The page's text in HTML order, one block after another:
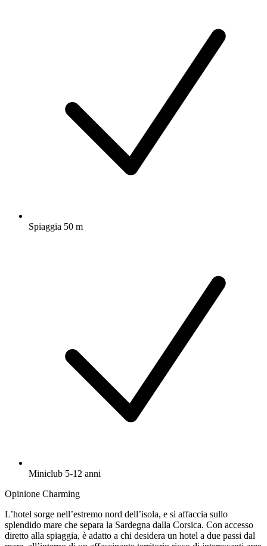
Spiaggia 50 m
Miniclub 5-12 anni
Opinione Charming
L’hotel sorge nell’estremo nord dell’isola, e si affaccia sullo
splendido mare che separa la Sardegna dalla Corsica. Con accesso
diretto alla spiaggia, è adatto a chi desidera un hotel a due passi dal